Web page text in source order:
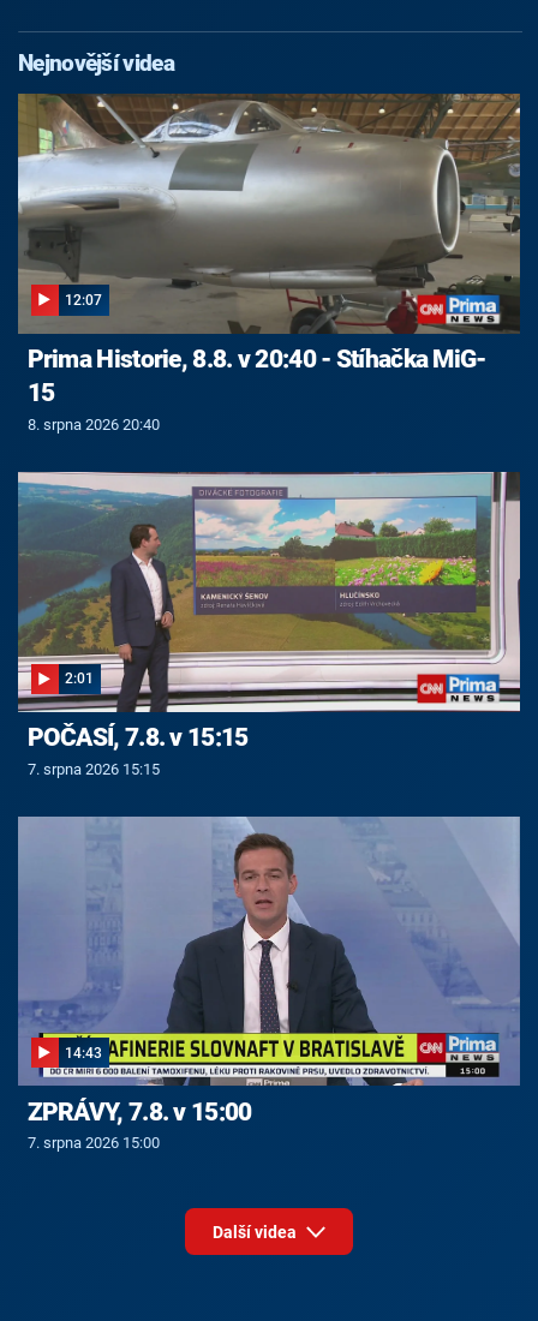
Nejnovější videa
12:07
Prima Historie, 8.8. v 20:40 - Stíhačka MiG-
15
8. srpna 2026 20:40
2:01
POČASÍ, 7.8. v 15:15
7. srpna 2026 15:15
14:43
ZPRÁVY, 7.8. v 15:00
7. srpna 2026 15:00
Další videa